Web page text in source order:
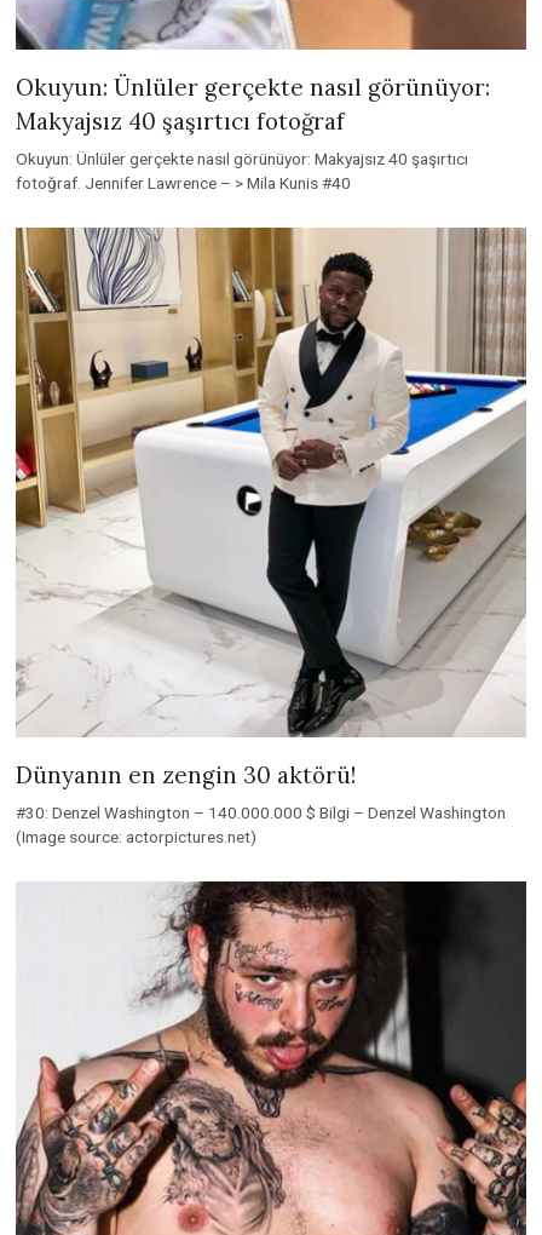
Okuyun: Ünlüler gerçekte nasıl görünüyor:
Makyajsız 40 şaşırtıcı fotoğraf
Okuyun: Ünlüler gerçekte nasıl görünüyor: Makyajsız 40 şaşırtıcı
fotoğraf. Jennifer Lawrence – > Mila Kunis #40
Dünyanın en zengin 30 aktörü!
#30: Denzel Washington – 140.000.000 $ Bilgi – Denzel Washington
(Image source: actorpictures.net)